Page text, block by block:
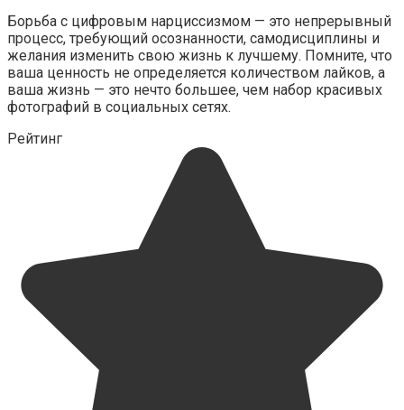
Борьба с цифровым нарциссизмом — это непрерывный
процесс, требующий осознанности, самодисциплины и
желания изменить свою жизнь к лучшему.​ Помните, что
ваша ценность не определяется количеством лайков, а
ваша жизнь — это нечто большее, чем набор красивых
фотографий в социальных сетях.​
Рейтинг